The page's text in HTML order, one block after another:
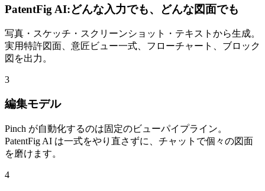
PatentFig AI:どんな入力でも、どんな図面でも
写真・スケッチ・スクリーンショット・テキストから生成。
実用特許図面、意匠ビュー一式、フローチャート、ブロック
図を出力。
3
編集モデル
Pinch が自動化するのは固定のビューパイプライン。
PatentFig AI は一式をやり直さずに、チャットで個々の図面
を磨けます。
4